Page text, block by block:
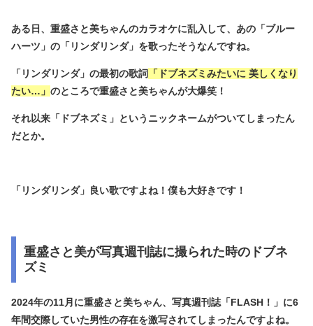
ある日、重盛さと美ちゃんのカラオケに乱入して、あの「ブルー
ハーツ」の「リンダリンダ」を歌ったそうなんですね。
「リンダリンダ」の最初の歌詞
「ドブネズミみたいに 美しくなり
たい…」 のところで重盛さと美ちゃんが大爆笑！
それ以来「ドブネズミ」というニックネームがついてしまったん
だとか。
「リンダリンダ」良い歌ですよね！僕も大好きです！
重盛さと美が写真週刊誌に撮られた時のドブネ
ズミ
2024年の11月に重盛さと美ちゃん、写真週刊誌「FLASH！」に6
年間交際していた男性の存在を激写されてしまったんですよね。